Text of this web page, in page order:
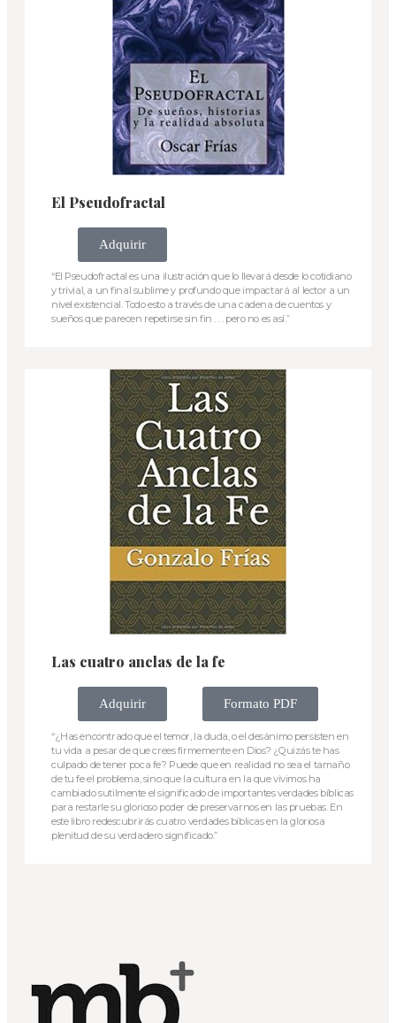
El Pseudofractal
Adquirir
“El Pseudofractal es una ilustración que lo llevará desde lo cotidiano
y trivial, a un final sublime y profundo que impactará al lector a un
nivel existencial. Todo esto a través de una cadena de cuentos y
sueños que parecen repetirse sin fin . . . pero no es así.”
Las cuatro anclas de la fe
Adquirir Formato PDF
“¿Has encontrado que el temor, la duda, o el desánimo persisten en
tu vida a pesar de que crees firmemente en Dios? ¿Quizás te has
culpado de tener poca fe? Puede que en realidad no sea el tamaño
de tu fe el problema, sino que la cultura en la que vivimos ha
cambiado sutilmente el significado de importantes verdades bíblicas
para restarle su glorioso poder de preservarnos en las pruebas. En
este libro redescubrirás cuatro verdades bíblicas en la gloriosa
plenitud de su verdadero significado.”